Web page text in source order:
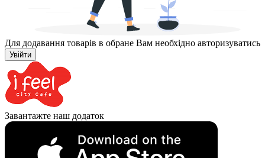
Для додавання товарів в обране Вам необхідно авторизуватись
Увійти
Завантажте наш додаток